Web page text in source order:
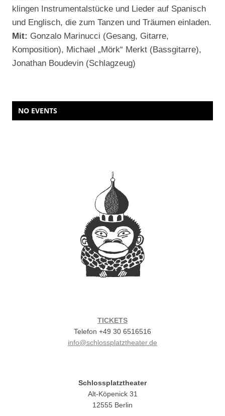
klingen Instrumentalstücke und Lieder auf Spanisch
und Englisch, die zum Tanzen und Träumen einladen.
Mit: Gonzalo Marinucci (Gesang, Gitarre,
Komposition), Michael „Mörk“ Merkt (Bassgitarre),
Jonathan Boudevin (Schlagzeug)
NO EVENTS
TICKETS
Telefon +49 30 6516516
info@schlossplatztheater.de
Schlossplatztheater
Alt-Köpenick 31
12555 Berlin